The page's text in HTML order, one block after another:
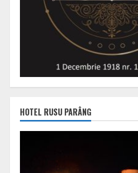
HOTEL RUSU PARÂNG